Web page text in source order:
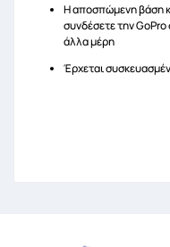
Η αποσπώμενη βάση
συνδέσετε την
άλλα μέρη
Έρχεται